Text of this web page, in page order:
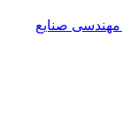
مهندسی صنایع